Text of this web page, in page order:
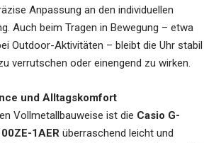
Anpassung an den individuellen
Auch beim Tragen in Bewegung – etwa
Outdoor-Aktivitäten – bleibt die Uhr stabil
verrutschen oder einengend zu wirken.
und Alltagskomfort
Vollmetallbauweise ist die Casio G-
1AER überraschend leicht und